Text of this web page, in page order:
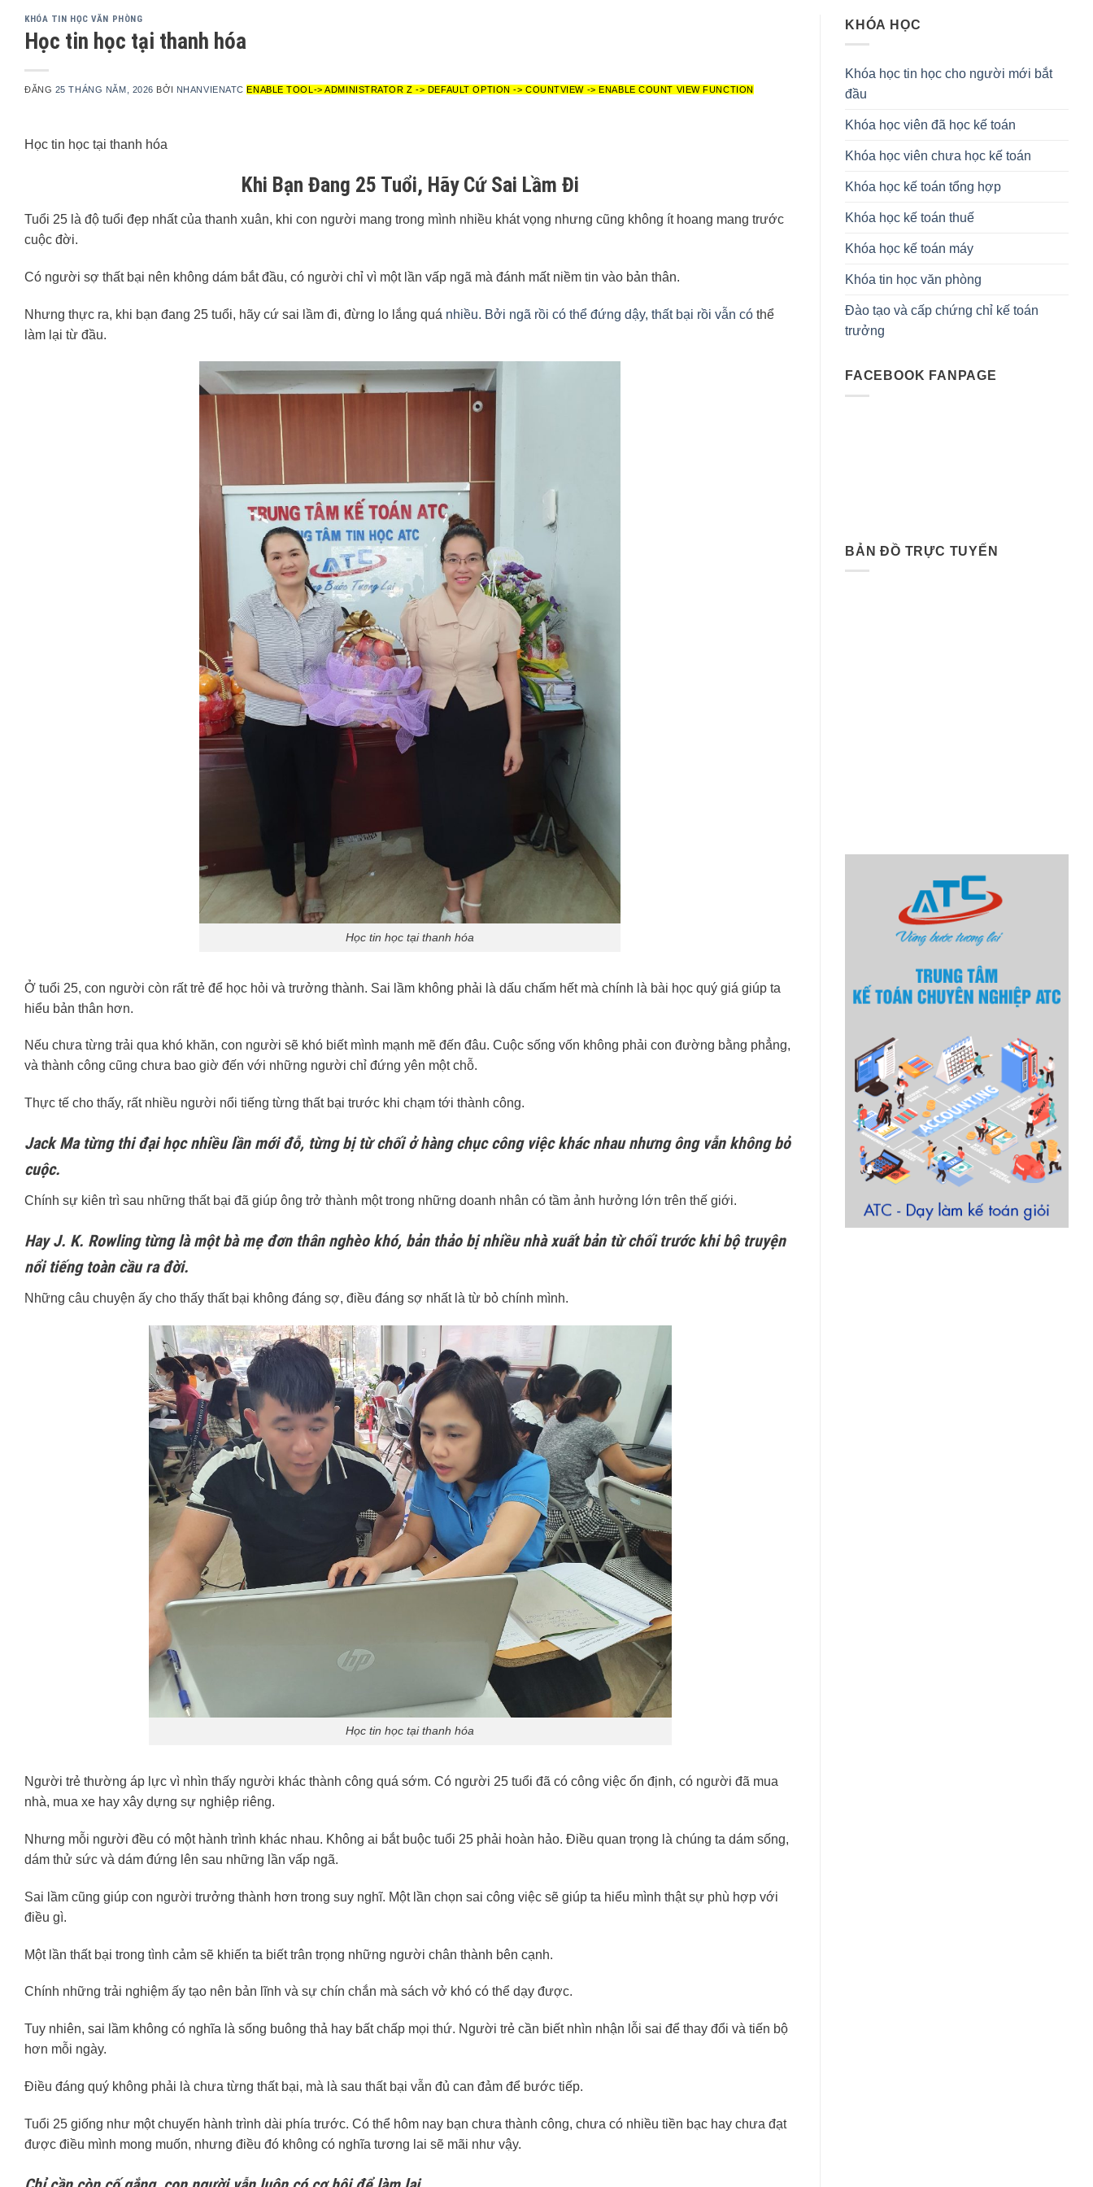
KHÓA TIN HỌC VĂN PHÒNG
Học tin học tại thanh hóa
ĐĂNG 25 THÁNG NĂM, 2026 BỞI NHANVIENATC ENABLE TOOL-> ADMINISTRATOR Z -> DEFAULT OPTION -> COUNTVIEW -> ENABLE COUNT VIEW FUNCTION
Học tin học tại thanh hóa
Khi Bạn Đang 25 Tuổi, Hãy Cứ Sai Lầm Đi
Tuổi 25 là độ tuổi đẹp nhất của thanh xuân, khi con người mang trong mình nhiều khát vọng nhưng cũng không ít hoang mang trước
cuộc đời.
Có người sợ thất bại nên không dám bắt đầu, có người chỉ vì một lần vấp ngã mà đánh mất niềm tin vào bản thân.
Nhưng thực ra, khi bạn đang 25 tuổi, hãy cứ sai lầm đi, đừng lo lắng quá nhiều. Bởi ngã rồi có thể đứng dậy, thất bại rồi vẫn có thể
làm lại từ đầu.
Học tin học tại thanh hóa
Ở tuổi 25, con người còn rất trẻ để học hỏi và trưởng thành. Sai lầm không phải là dấu chấm hết mà chính là bài học quý giá giúp ta
hiểu bản thân hơn.
Nếu chưa từng trải qua khó khăn, con người sẽ khó biết mình mạnh mẽ đến đâu. Cuộc sống vốn không phải con đường bằng phẳng,
và thành công cũng chưa bao giờ đến với những người chỉ đứng yên một chỗ.
Thực tế cho thấy, rất nhiều người nổi tiếng từng thất bại trước khi chạm tới thành công.
Jack Ma từng thi đại học nhiều lần mới đỗ, từng bị từ chối ở hàng chục công việc khác nhau nhưng ông vẫn không bỏ
cuộc.
Chính sự kiên trì sau những thất bại đã giúp ông trở thành một trong những doanh nhân có tầm ảnh hưởng lớn trên thế giới.
Hay J. K. Rowling từng là một bà mẹ đơn thân nghèo khó, bản thảo bị nhiều nhà xuất bản từ chối trước khi bộ truyện
nổi tiếng toàn cầu ra đời.
Những câu chuyện ấy cho thấy thất bại không đáng sợ, điều đáng sợ nhất là từ bỏ chính mình.
Học tin học tại thanh hóa
Người trẻ thường áp lực vì nhìn thấy người khác thành công quá sớm. Có người 25 tuổi đã có công việc ổn định, có người đã mua
nhà, mua xe hay xây dựng sự nghiệp riêng.
Nhưng mỗi người đều có một hành trình khác nhau. Không ai bắt buộc tuổi 25 phải hoàn hảo. Điều quan trọng là chúng ta dám sống,
dám thử sức và dám đứng lên sau những lần vấp ngã.
Sai lầm cũng giúp con người trưởng thành hơn trong suy nghĩ. Một lần chọn sai công việc sẽ giúp ta hiểu mình thật sự phù hợp với
điều gì.
Một lần thất bại trong tình cảm sẽ khiến ta biết trân trọng những người chân thành bên cạnh.
Chính những trải nghiệm ấy tạo nên bản lĩnh và sự chín chắn mà sách vở khó có thể dạy được.
Tuy nhiên, sai lầm không có nghĩa là sống buông thả hay bất chấp mọi thứ. Người trẻ cần biết nhìn nhận lỗi sai để thay đổi và tiến bộ
hơn mỗi ngày.
Điều đáng quý không phải là chưa từng thất bại, mà là sau thất bại vẫn đủ can đảm để bước tiếp.
Tuổi 25 giống như một chuyến hành trình dài phía trước. Có thể hôm nay bạn chưa thành công, chưa có nhiều tiền bạc hay chưa đạt
được điều mình mong muốn, nhưng điều đó không có nghĩa tương lai sẽ mãi như vậy.
KHÓA HỌC
Khóa học tin học cho người mới bắt
đầu
Khóa học viên đã học kế toán
Khóa học viên chưa học kế toán
Khóa học kế toán tổng hợp
Khóa học kế toán thuế
Khóa học kế toán máy
Khóa tin học văn phòng
Đào tạo và cấp chứng chỉ kế toán
trưởng
FACEBOOK FANPAGE
BẢN ĐỒ TRỰC TUYẾN